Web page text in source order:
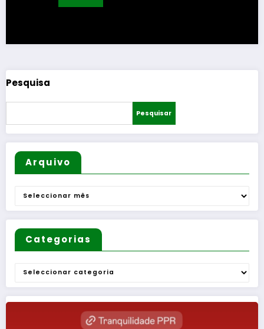
Pesquisa
Pesquisar
Arquivo
Arquivo
Categorias
Categorias